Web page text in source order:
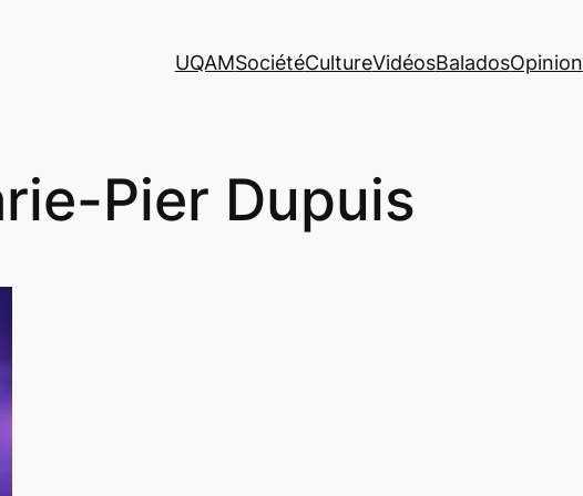
UQAMSociétéCultureVidéosBaladosOpinion
Pier Dupuis